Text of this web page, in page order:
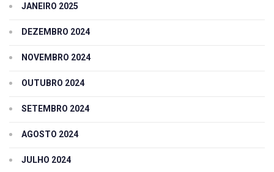
JANEIRO 2025
DEZEMBRO 2024
NOVEMBRO 2024
OUTUBRO 2024
SETEMBRO 2024
AGOSTO 2024
JULHO 2024